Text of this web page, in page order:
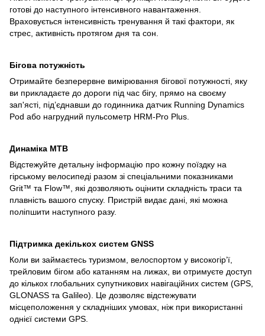
готові до наступного інтенсивного навантаження.
Враховується інтенсивність тренування й такі фактори, як
стрес, активність протягом дня та сон.
Бігова потужність
Отримайте безперервне вимірювання бігової потужності, яку
ви прикладаєте до дороги під час бігу, прямо на своєму
зап'ясті, під’єднавши до годинника датчик Running Dynamics
Pod або нагрудний пульсометр HRM-Pro Plus.
Динаміка MTB
Відстежуйте детальну інформацію про кожну поїздку на
гірському велосипеді разом зі спеціальними показниками
Grit™ та Flow™, які дозволяють оцінити складність траси та
плавність вашого спуску. Пристрій видає дані, які можна
поліпшити наступного разу.
Підтримка декількох систем GNSS
Коли ви займаєтесь туризмом, велоспортом у високогір’ї,
трейловим бігом або катанням на лижах, ви отримуєте доступ
до кількох глобальних супутникових навігаційних систем (GPS,
GLONASS та Galileo). Це дозволяє відстежувати
місцеположення у складніших умовах, ніж при використанні
однієї системи GPS.